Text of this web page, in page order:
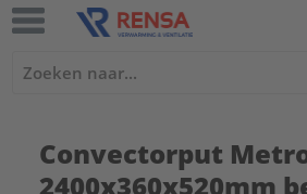
Convectorput
2400x360x520mm